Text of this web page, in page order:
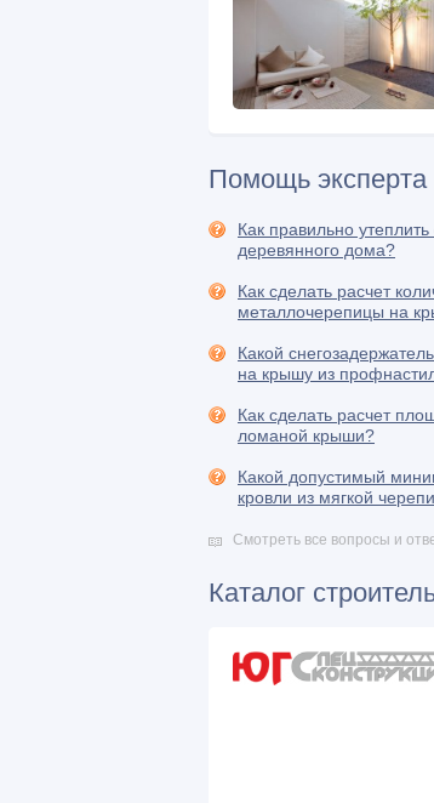
Помощь эксперта
Как правильно
деревянного дома?
Как сделать расчет
металлочерепицы на
Какой
на крышу из
Как сделать расчет
ломаной крыши?
Какой допустимый
кровли из мягкой
Смотреть все вопросы и
Каталог